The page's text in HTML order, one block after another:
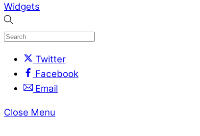
Widgets
Twitter
Facebook
Email
Close Menu